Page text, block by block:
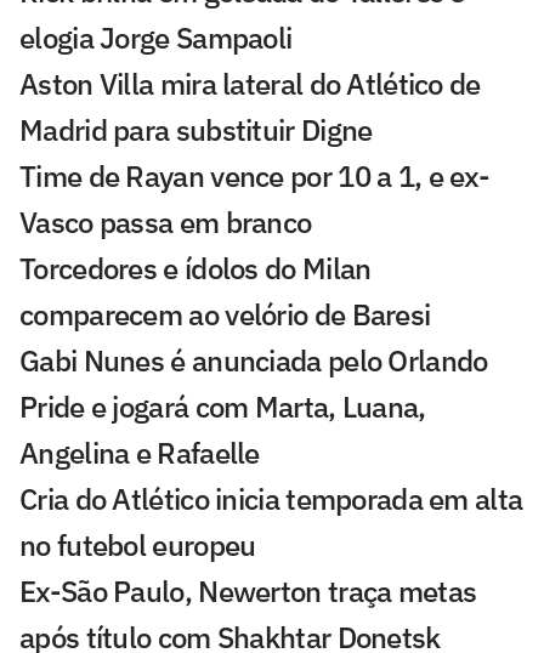
elogia Jorge Sampaoli
Aston Villa mira lateral do Atlético de
Madrid para substituir Digne
Time de Rayan vence por 10 a 1, e ex-
Vasco passa em branco
Torcedores e ídolos do Milan
comparecem ao velório de Baresi
Gabi Nunes é anunciada pelo Orlando
Pride e jogará com Marta, Luana,
Angelina e Rafaelle
Cria do Atlético inicia temporada em alta
no futebol europeu
Ex-São Paulo, Newerton traça metas
após título com Shakhtar Donetsk